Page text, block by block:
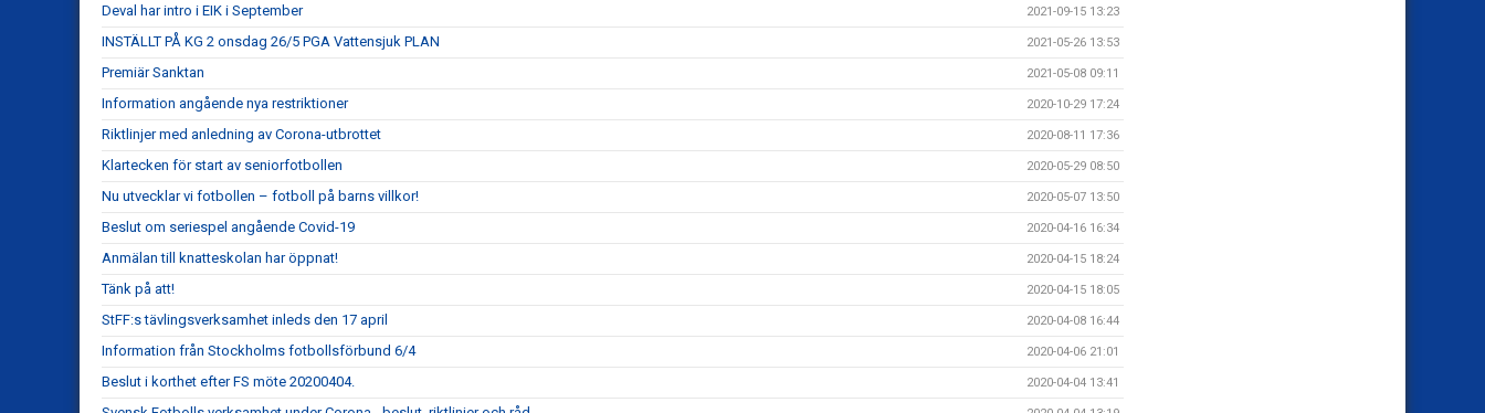
Deval har intro i EIK i September 2021-09-15 13:23
INSTÄLLT PÅ KG 2 onsdag 26/5 PGA Vattensjuk PLAN 2021-05-26 13:53
Premiär Sanktan 2021-05-08 09:11
Information angående nya restriktioner 2020-10-29 17:24
Riktlinjer med anledning av Corona-utbrottet 2020-08-11 17:36
Klartecken för start av seniorfotbollen 2020-05-29 08:50
Nu utvecklar vi fotbollen – fotboll på barns villkor! 2020-05-07 13:50
Beslut om seriespel angående Covid-19 2020-04-16 16:34
Anmälan till knatteskolan har öppnat! 2020-04-15 18:24
Tänk på att! 2020-04-15 18:05
StFF:s tävlingsverksamhet inleds den 17 april 2020-04-08 16:44
Information från Stockholms fotbollsförbund 6/4 2020-04-06 21:01
Beslut i korthet efter FS möte 20200404. 2020-04-04 13:41